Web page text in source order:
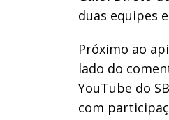
duas equipes
Próximo ao
lado do
YouTube do
com